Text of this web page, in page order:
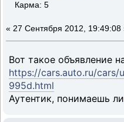
Карма: 5
« 27 Сентября 2012, 19:49:08
Вот такое объявление
https://cars.auto.ru/
995d.html
Аутентик, понимаешь